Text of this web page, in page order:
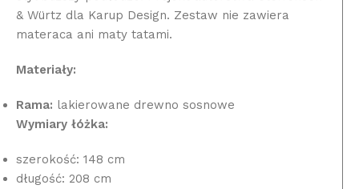
& Würtz dla Karup Design. Zestaw nie zawiera
materaca ani maty tatami.
Materiały:
Rama: lakierowane drewno sosnowe
Wymiary łóżka:
szerokość: 148 cm
długość: 208 cm